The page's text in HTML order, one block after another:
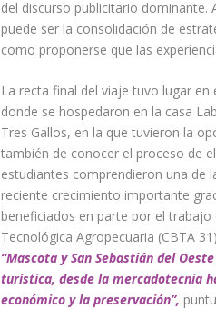
del discurso publicitario
puede ser la consolidación de
como proponerse que las
La recta final del viaje tuvo lugar en
donde se hospedaron en la casa
Tres Gallos, en la que tuvieron la
también de conocer el proceso de
estudiantes comprendieron una de
reciente crecimiento importante
beneficiados en parte por el
Tecnológica Agropecuaria (CBTA
“Mascota y San Sebastián del
turística, desde la mercadotecnia
económico y la preservación”,